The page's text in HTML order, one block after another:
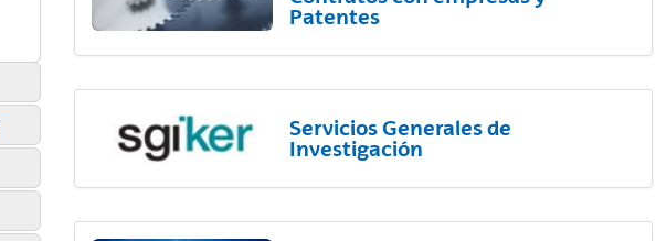
Patentes
Servicios Generales de
Investigación